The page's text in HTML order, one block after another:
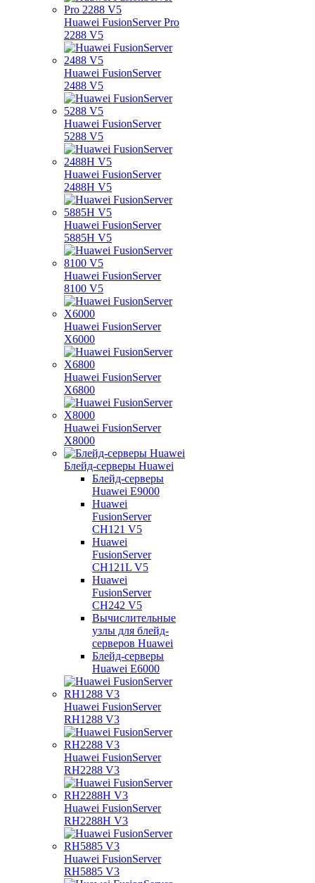
Huawei FusionServer Pro
2288 V5
Huawei FusionServer
2488 V5
Huawei FusionServer
5288 V5
Huawei FusionServer
2488H V5
Huawei FusionServer
5885H V5
Huawei FusionServer
8100 V5
Huawei FusionServer
X6000
Huawei FusionServer
X6800
Huawei FusionServer
X8000
Блейд-серверы Huawei
Блейд-серверы
Huawei E9000
Huawei
FusionServer
CH121 V5
Huawei
FusionServer
CH121L V5
Huawei
FusionServer
CH242 V5
Вычислительные
узлы для блейд-
серверов Huawei
Блейд-серверы
Huawei E6000
Huawei FusionServer
RH1288 V3
Huawei FusionServer
RH2288 V3
Huawei FusionServer
RH2288H V3
Huawei FusionServer
RH5885 V3